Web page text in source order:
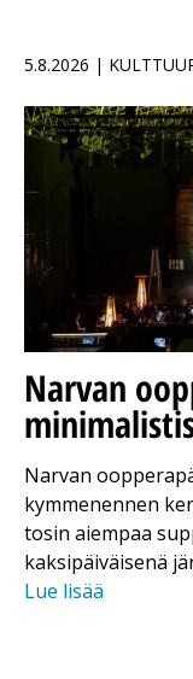
5.8.2026 |
Narvan
Narvan
kymmenennen
tosin aiempaa
kaksipäiväisenä
Lue lisää